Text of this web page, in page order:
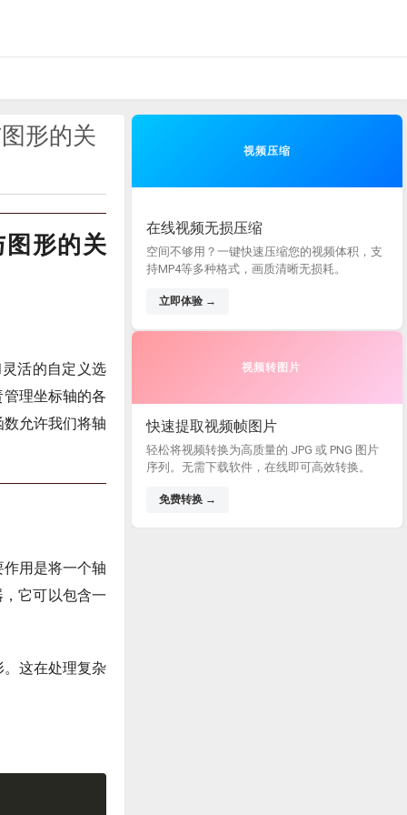
形的关
形的关
活的自定义选
理坐标轴的各
允许我们将轴
用是将一个轴
它可以包含一
这在处理复杂
视频压缩
在线视频无损压缩
空间不够用？一键快速压缩您的视频体积，支
持MP4等多种格式，画质清晰无损耗。
立即体验 →
视频转图片
快速提取视频帧图片
轻松将视频转换为高质量的 JPG 或 PNG 图片
序列。无需下载软件，在线即可高效转换。
免费转换 →